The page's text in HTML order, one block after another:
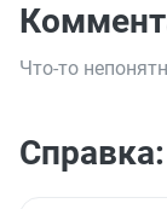
Что-то